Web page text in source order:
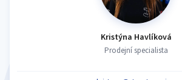
Kristýna Havlíková
Prodejní specialista